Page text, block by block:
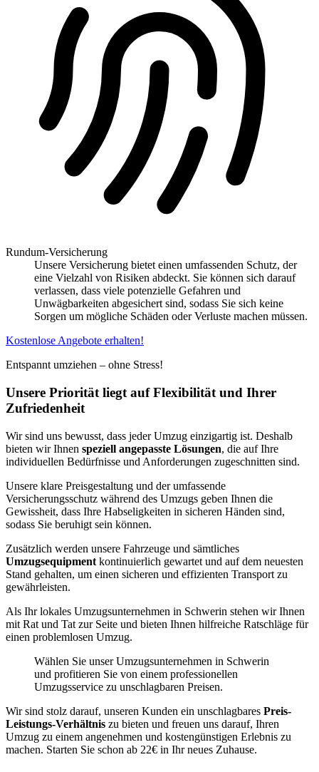
Rundum-Versicherung
Unsere Versicherung bietet einen umfassenden Schutz, der
eine Vielzahl von Risiken abdeckt. Sie können sich darauf
verlassen, dass viele potenzielle Gefahren und
Unwägbarkeiten abgesichert sind, sodass Sie sich keine
Sorgen um mögliche Schäden oder Verluste machen müssen.
Kostenlose Angebote erhalten!
Entspannt umziehen – ohne Stress!
Unsere Priorität liegt auf Flexibilität und Ihrer
Zufriedenheit
Wir sind uns bewusst, dass jeder Umzug einzigartig ist. Deshalb
bieten wir Ihnen speziell angepasste Lösungen, die auf Ihre
individuellen Bedürfnisse und Anforderungen zugeschnitten sind.
Unsere klare Preisgestaltung und der umfassende
Versicherungsschutz während des Umzugs geben Ihnen die
Gewissheit, dass Ihre Habseligkeiten in sicheren Händen sind,
sodass Sie beruhigt sein können.
Zusätzlich werden unsere Fahrzeuge und sämtliches
Umzugsequipment kontinuierlich gewartet und auf dem neuesten
Stand gehalten, um einen sicheren und effizienten Transport zu
gewährleisten.
Als Ihr lokales Umzugsunternehmen in Schwerin stehen wir Ihnen
mit Rat und Tat zur Seite und bieten Ihnen hilfreiche Ratschläge für
einen problemlosen Umzug.
Wählen Sie unser Umzugsunternehmen in Schwerin
und profitieren Sie von einem professionellen
Umzugsservice zu unschlagbaren Preisen.
Wir sind stolz darauf, unseren Kunden ein unschlagbares Preis-
Leistungs-Verhältnis zu bieten und freuen uns darauf, Ihren
Umzug zu einem angenehmen und kostengünstigen Erlebnis zu
machen. Starten Sie schon ab 22€ in Ihr neues Zuhause.